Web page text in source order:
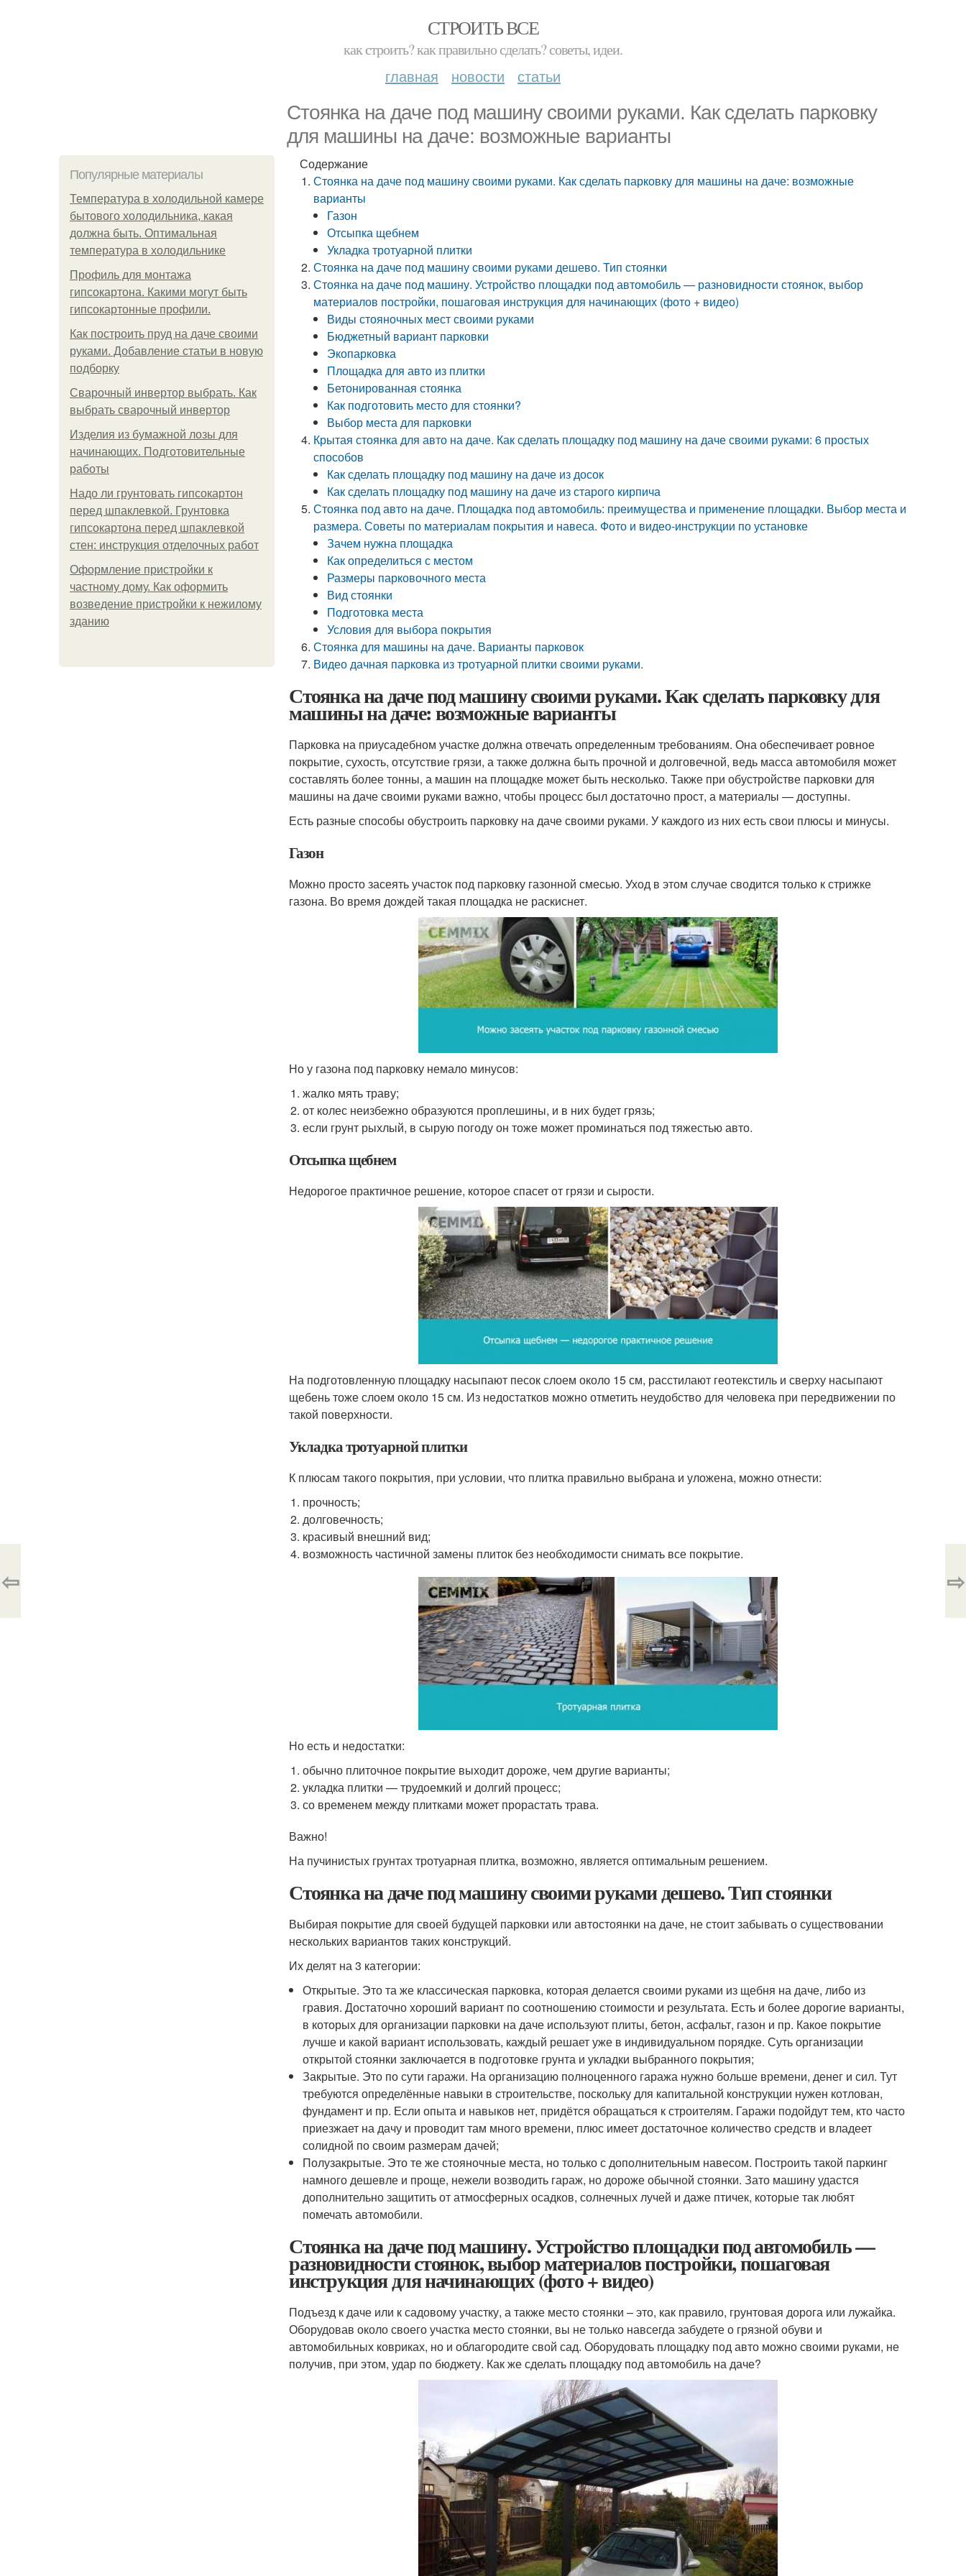
СТРОИТЬ ВСЕ
как строить? как правильно сделать? советы, идеи.
главная новости статьи
Стоянка на даче под машину своими руками. Как сделать парковку
для машины на даче: возможные варианты
Популярные материалы
Температура в холодильной камере
бытового холодильника, какая
должна быть. Оптимальная
температура в холодильнике
Профиль для монтажа
гипсокартона. Какими могут быть
гипсокартонные профили.
Как построить пруд на даче своими
руками. Добавление статьи в новую
подборку
Сварочный инвертор выбрать. Как
выбрать сварочный инвертор
Изделия из бумажной лозы для
начинающих. Подготовительные
работы
Надо ли грунтовать гипсокартон
перед шпаклевкой. Грунтовка
гипсокартона перед шпаклевкой
стен: инструкция отделочных работ
Оформление пристройки к
частному дому. Как оформить
возведение пристройки к нежилому
зданию
Содержание
Стоянка на даче под машину своими руками. Как сделать парковку для машины на даче: возможные
варианты
Газон
Отсыпка щебнем
Укладка тротуарной плитки
Стоянка на даче под машину своими руками дешево. Тип стоянки
Стоянка на даче под машину. Устройство площадки под автомобиль — разновидности стоянок, выбор
материалов постройки, пошаговая инструкция для начинающих (фото + видео)
Виды стояночных мест своими руками
Бюджетный вариант парковки
Экопарковка
Площадка для авто из плитки
Бетонированная стоянка
Как подготовить место для стоянки?
Выбор места для парковки
Крытая стоянка для авто на даче. Как сделать площадку под машину на даче своими руками: 6 простых
способов
Как сделать площадку под машину на даче из досок
Как сделать площадку под машину на даче из старого кирпича
Стоянка под авто на даче. Площадка под автомобиль: преимущества и применение площадки. Выбор места и
размера. Советы по материалам покрытия и навеса. Фото и видео-инструкции по установке
Зачем нужна площадка
Как определиться с местом
Размеры парковочного места
Вид стоянки
Подготовка места
Условия для выбора покрытия
Стоянка для машины на даче. Варианты парковок
Видео дачная парковка из тротуарной плитки своими руками.
Стоянка на даче под машину своими руками. Как сделать парковку для
машины на даче: возможные варианты
Парковка на приусадебном участке должна отвечать определенным требованиям. Она обеспечивает ровное
покрытие, сухость, отсутствие грязи, а также должна быть прочной и долговечной, ведь масса автомобиля может
составлять более тонны, а машин на площадке может быть несколько. Также при обустройстве парковки для
машины на даче своими руками важно, чтобы процесс был достаточно прост, а материалы — доступны.
Есть разные способы обустроить парковку на даче своими руками. У каждого из них есть свои плюсы и минусы.
Газон
Можно просто засеять участок под парковку газонной смесью. Уход в этом случае сводится только к стрижке
газона. Во время дождей такая площадка не раскиснет.
Но у газона под парковку немало минусов:
жалко мять траву;
от колес неизбежно образуются проплешины, и в них будет грязь;
если грунт рыхлый, в сырую погоду он тоже может проминаться под тяжестью авто.
Отсыпка щебнем
Недорогое практичное решение, которое спасет от грязи и сырости.
На подготовленную площадку насыпают песок слоем около 15 см, расстилают геотекстиль и сверху насыпают
щебень тоже слоем около 15 см. Из недостатков можно отметить неудобство для человека при передвижении по
такой поверхности.
Укладка тротуарной плитки
К плюсам такого покрытия, при условии, что плитка правильно выбрана и уложена, можно отнести:
прочность;
долговечность;
красивый внешний вид;
возможность частичной замены плиток без необходимости снимать все покрытие.
Но есть и недостатки:
обычно плиточное покрытие выходит дороже, чем другие варианты;
укладка плитки — трудоемкий и долгий процесс;
со временем между плитками может прорастать трава.
Важно!
На пучинистых грунтах тротуарная плитка, возможно, является оптимальным решением.
Стоянка на даче под машину своими руками дешево. Тип стоянки
Выбирая покрытие для своей будущей парковки или автостоянки на даче, не стоит забывать о существовании
нескольких вариантов таких конструкций.
Их делят на 3 категории:
Открытые. Это та же классическая парковка, которая делается своими руками из щебня на даче, либо из
гравия. Достаточно хороший вариант по соотношению стоимости и результата. Есть и более дорогие варианты,
в которых для организации парковки на даче используют плиты, бетон, асфальт, газон и пр. Какое покрытие
лучше и какой вариант использовать, каждый решает уже в индивидуальном порядке. Суть организации
открытой стоянки заключается в подготовке грунта и укладки выбранного покрытия;
Закрытые. Это по сути гаражи. На организацию полноценного гаража нужно больше времени, денег и сил. Тут
требуются определённые навыки в строительстве, поскольку для капитальной конструкции нужен котлован,
фундамент и пр. Если опыта и навыков нет, придётся обращаться к строителям. Гаражи подойдут тем, кто часто
приезжает на дачу и проводит там много времени, плюс имеет достаточное количество средств и владеет
солидной по своим размерам дачей;
Полузакрытые. Это те же стояночные места, но только с дополнительным навесом. Построить такой паркинг
намного дешевле и проще, нежели возводить гараж, но дороже обычной стоянки. Зато машину удастся
дополнительно защитить от атмосферных осадков, солнечных лучей и даже птичек, которые так любят
помечать автомобили.
Стоянка на даче под машину. Устройство площадки под автомобиль —
разновидности стоянок, выбор материалов постройки, пошаговая
инструкция для начинающих (фото + видео)
Подъезд к даче или к садовому участку, а также место стоянки – это, как правило, грунтовая дорога или лужайка.
Оборудовав около своего участка место стоянки, вы не только навсегда забудете о грязной обуви и
автомобильных ковриках, но и облагородите свой сад. Оборудовать площадку под авто можно своими руками, не
получив, при этом, удар по бюджету. Как же сделать площадку под автомобиль на даче?
⇦ ⇨